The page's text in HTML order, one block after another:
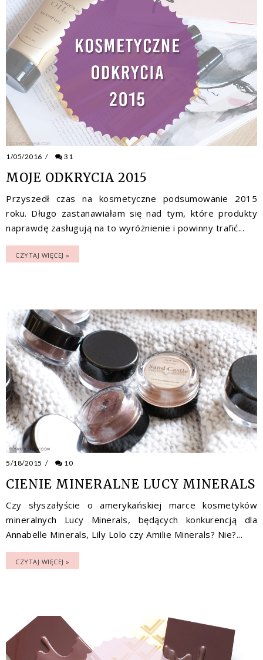
1/05/2016 / 31
MOJE ODKRYCIA 2015
Przyszedł czas na kosmetyczne podsumowanie 2015
roku. Długo zastanawiałam się nad tym, które produkty
naprawdę zasługują na to wyróżnienie i powinny trafić...
CZYTAJ WIĘCEJ »
5/18/2015 / 10
CIENIE MINERALNE LUCY MINERALS
Czy słyszałyście o amerykańskiej marce kosmetyków
mineralnych Lucy Minerals, będących konkurencją dla
Annabelle Minerals, Lily Lolo czy Amilie Minerals? Nie?...
CZYTAJ WIĘCEJ »